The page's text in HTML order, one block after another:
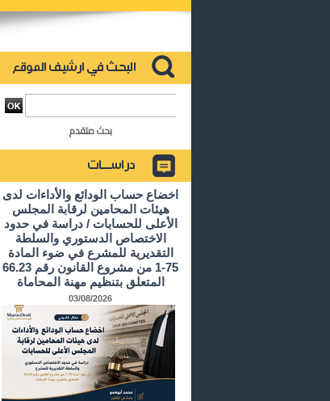
بحث متقدم
اخضاع حساب الودائع والأداءات لدى
هيئات المحامين لرقابة المجلس
الأعلى للحسابات / دراسة في حدود
الاختصاص الدستوري والسلطة
التقديرية للمشرع في ضوء المادة
75-1 من مشروع القانون رقم 66.23
المتعلق بتنظيم مهنة المحاماة
03/08/2026